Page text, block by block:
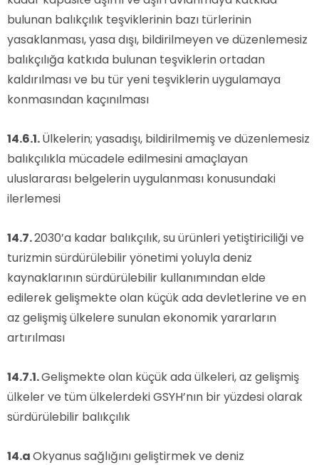
bulunan balıkçılık teşviklerinin bazı türlerinin
yasaklanması, yasa dışı, bildirilmeyen ve düzenlemesiz
balıkçılığa katkıda bulunan teşviklerin ortadan
kaldırılması ve bu tür yeni teşviklerin uygulamaya
konmasından kaçınılması
14.6.1.Ülkelerin; yasadışı, bildirilmemiş ve düzenlemesiz
balıkçılıkla mücadele edilmesini amaçlayan
uluslararası belgelerin uygulanması konusundaki
ilerlemesi
14.7.2030’a kadar balıkçılık, su ürünleri yetiştiriciliği ve
turizmin sürdürülebilir yönetimi yoluyla deniz
kaynaklarının sürdürülebilir kullanımından elde
edilerek gelişmekte olan küçük ada devletlerine ve en
az gelişmiş ülkelere sunulan ekonomik yararların
artırılması
14.7.1.Gelişmekte olan küçük ada ülkeleri, az gelişmiş
ülkeler ve tüm ülkelerdeki GSYH’nın bir yüzdesi olarak
sürdürülebilir balıkçılık
14.aOkyanus sağlığını geliştirmek ve deniz